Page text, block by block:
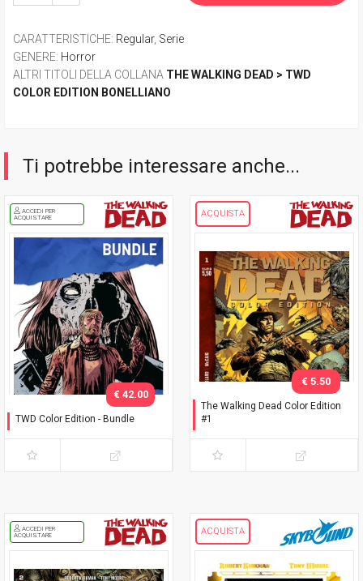
CARATTERISTICHE: Regular, Serie
GENERE: Horror
ALTRI TITOLI DELLA COLLANA THE WALKING DEAD > TWD
COLOR EDITION BONELLIANO
Ti potrebbe interessare anche...
ACCEDI PER
ACQUISTARE
TWD Color Edition - Bundle
€ 42.00
ACQUISTA
The Walking Dead Color Edition
#1
€ 5.50
ACCEDI PER
ACQUISTARE
ACQUISTA